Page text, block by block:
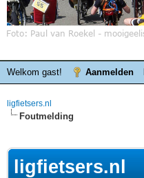
Welkom gast! Aanmelden
ligfietsers.nl
Foutmelding
ligfietsers.nl